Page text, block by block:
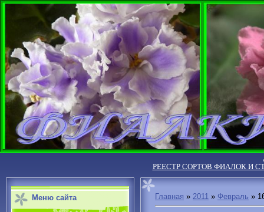
РЕЕСТР СОРТОВ ФИАЛОК И
Меню сайта Главная » 2011 » Февраль »